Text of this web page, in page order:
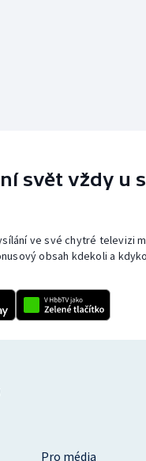
svět vždy u
ve své chytré televizi
obsah kdekoli a
Pro média